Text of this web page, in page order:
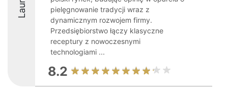
pielęgnowanie tradycji wraz z
dynamicznym rozwojem firmy.
Przedsiębiorstwo łączy klasyczne
receptury z nowoczesnymi
technologiami ...
8.2